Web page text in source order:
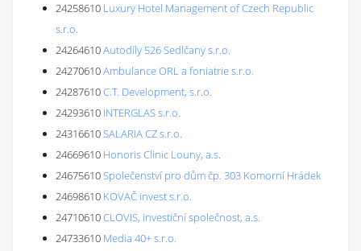
24258610 Luxury Hotel Management of Czech Republic
s.r.o.
24264610Autodíly 526 Sedlčany s.r.o.
24270610Ambulance ORL a foniatrie s.r.o.
24287610C.T. Development, s.r.o.
24293610 INTERGLAS s.r.o.
24316610SALARIA CZ s.r.o.
24669610 Honoris Clinic Louny, a.s.
24675610Společenství pro dům čp. 303 Komorní Hrádek
24698610 KOVAČ invest s.r.o.
24710610CLOVIS, investiční společnost, a.s.
24733610 Media 40+ s.r.o.